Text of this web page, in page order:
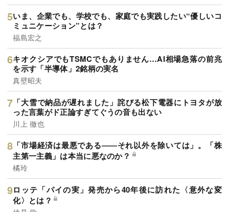
いま、企業でも、学校でも、家庭でも実践したい“優しいコ
ミュニケーション”とは？
福島宏之
キオクシアでもTSMCでもありません…AI相場急落の前兆
を示す「半導体」2銘柄の実名
真壁昭夫
「大雪で納品が遅れました」詫びる松下電器にトヨタが放
った言葉がド正論すぎてぐうの音も出ない
川上 徹也
「市場経済は最悪である――それ以外を除いては」。「株
主第一主義」は本当に悪なのか？
橘玲
ロッテ「パイの実」発売から40年後に訪れた〈意外な変
化〉とは？